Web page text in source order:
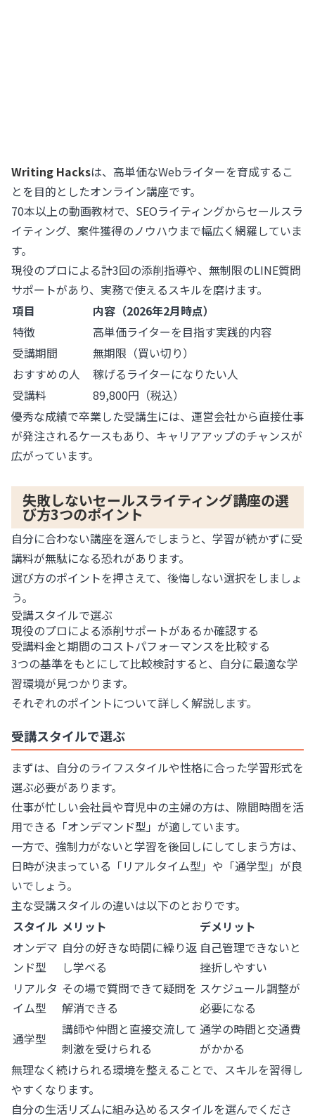
Writing Hacksは、高単価なWebライターを育成するこ
とを目的としたオンライン講座です。
70本以上の動画教材で、SEOライティングからセールスラ
イティング、案件獲得のノウハウまで幅広く網羅していま
す。
現役のプロによる計3回の添削指導や、無制限のLINE質問
サポートがあり、実務で使えるスキルを磨けます。
項目
内容（2026年2月時点）
特徴
高単価ライターを目指す実践的内容
受講期間
無期限（買い切り）
おすすめの人
稼げるライターになりたい人
受講料
89,800円（税込）
優秀な成績で卒業した受講生には、運営会社から直接仕事
が発注されるケースもあり、キャリアアップのチャンスが
広がっています。
失敗しないセールスライティング講座の選
び方3つのポイント
自分に合わない講座を選んでしまうと、学習が続かずに受
講料が無駄になる恐れがあります。
選び方のポイントを押さえて、後悔しない選択をしましょ
う。
受講スタイルで選ぶ
現役のプロによる添削サポートがあるか確認する
受講料金と期間のコストパフォーマンスを比較する
3つの基準をもとにして比較検討すると、自分に最適な学
習環境が見つかります。
それぞれのポイントについて詳しく解説します。
受講スタイルで選ぶ
まずは、自分のライフスタイルや性格に合った学習形式を
選ぶ必要があります。
仕事が忙しい会社員や育児中の主婦の方は、隙間時間を活
用できる「オンデマンド型」が適しています。
一方で、強制力がないと学習を後回しにしてしまう方は、
日時が決まっている「リアルタイム型」や「通学型」が良
いでしょう。
主な受講スタイルの違いは以下のとおりです。
スタイル メリット
デメリット
オンデマ
ンド型
自分の好きな時間に繰り返
し学べる
自己管理できないと
挫折しやすい
リアルタ
イム型
その場で質問できて疑問を
解消できる
スケジュール調整が
必要になる
通学型
講師や仲間と直接交流して
刺激を受けられる
通学の時間と交通費
がかかる
無理なく続けられる環境を整えることで、スキルを習得し
やすくなります。
自分の生活リズムに組み込めるスタイルを選んでくださ